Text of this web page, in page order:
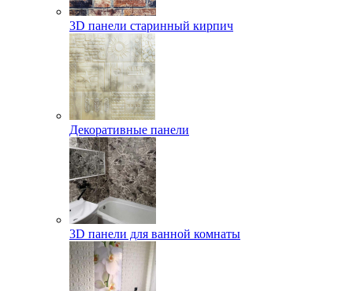
3D панели старинный кирпич
Декоративные панели
3D панели для ванной комнаты